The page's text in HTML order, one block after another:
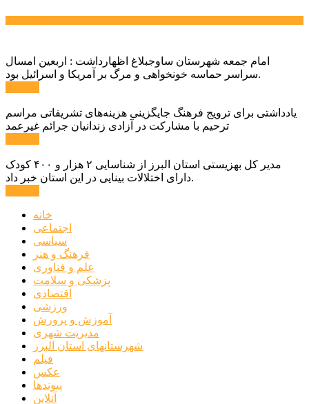
امام جمعه شهرستان ساوجبلاغ اظهارداشت : اربعین امسال
سراسر حماسه خونخواهی و مرگ بر آمریکا و اسرائیل بود.
یادداشتی برای ترویج فرهنگ جایگزینی هزینه‌های تشریفاتی مراسم
ترحیم با مشارکت در آزادی زندانیان جرائم غیرعمد
مدیر کل بهزیستی استان البرز از شناسایی ۲ هزار و ۴۰۰ کودک
دارای اختلالات بینایی در این استان خبر داد.
خانه
اجتماعی
سیاسی
فرهنگ و هنر
علم و فناوری
پزشکی و سلامت
اقتصادی
ورزشی
آموزش و پرورش
مدیریت شهری
شهرستانهای استان البرز
فیلم
عکس
پیوندها
آنلاین